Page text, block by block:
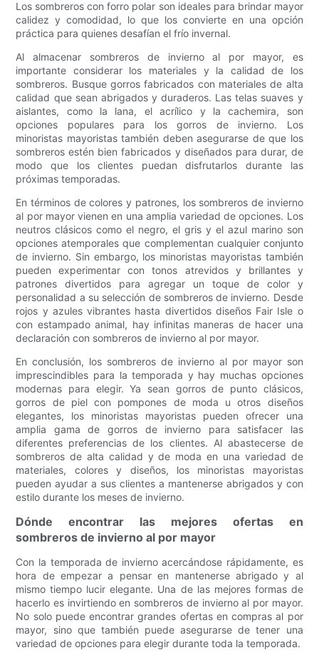
Los sombreros con forro polar son ideales para brindar mayor
calidez y comodidad, lo que los convierte en una opción
práctica para quienes desafían el frío invernal.
Al almacenar sombreros de invierno al por mayor, es
importante considerar los materiales y la calidad de los
sombreros. Busque gorros fabricados con materiales de alta
calidad que sean abrigados y duraderos. Las telas suaves y
aislantes, como la lana, el acrílico y la cachemira, son
opciones populares para los gorros de invierno. Los
minoristas mayoristas también deben asegurarse de que los
sombreros estén bien fabricados y diseñados para durar, de
modo que los clientes puedan disfrutarlos durante las
próximas temporadas.
En términos de colores y patrones, los sombreros de invierno
al por mayor vienen en una amplia variedad de opciones. Los
neutros clásicos como el negro, el gris y el azul marino son
opciones atemporales que complementan cualquier conjunto
de invierno. Sin embargo, los minoristas mayoristas también
pueden experimentar con tonos atrevidos y brillantes y
patrones divertidos para agregar un toque de color y
personalidad a su selección de sombreros de invierno. Desde
rojos y azules vibrantes hasta divertidos diseños Fair Isle o
con estampado animal, hay infinitas maneras de hacer una
declaración con sombreros de invierno al por mayor.
En conclusión, los sombreros de invierno al por mayor son
imprescindibles para la temporada y hay muchas opciones
modernas para elegir. Ya sean gorros de punto clásicos,
gorros de piel con pompones de moda u otros diseños
elegantes, los minoristas mayoristas pueden ofrecer una
amplia gama de gorros de invierno para satisfacer las
diferentes preferencias de los clientes. Al abastecerse de
sombreros de alta calidad y de moda en una variedad de
materiales, colores y diseños, los minoristas mayoristas
pueden ayudar a sus clientes a mantenerse abrigados y con
estilo durante los meses de invierno.
Dónde encontrar las mejores ofertas en
sombreros de invierno al por mayor
Con la temporada de invierno acercándose rápidamente, es
hora de empezar a pensar en mantenerse abrigado y al
mismo tiempo lucir elegante. Una de las mejores formas de
hacerlo es invirtiendo en sombreros de invierno al por mayor.
No solo puede encontrar grandes ofertas en compras al por
mayor, sino que también puede asegurarse de tener una
variedad de opciones para elegir durante toda la temporada.